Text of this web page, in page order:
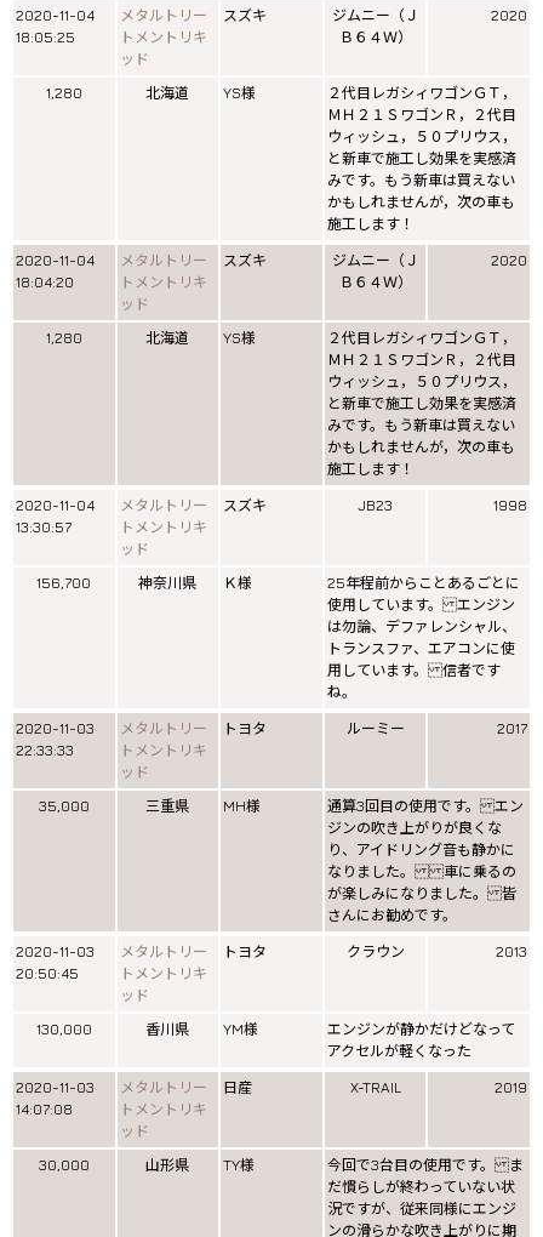
2020-11-04
18:05:25
メタルトリー
トメントリキ
ッド
スズキ
ジムニー（Ｊ
Ｂ６４Ｗ）
2020
1,280 北海道 YS様
２代目レガシィワゴンＧＴ，
ＭＨ２１ＳワゴンＲ，２代目
ウィッシュ，５０プリウス，
と新車で施工し効果を実感済
みです。もう新車は買えない
かもしれませんが，次の車も
施工します！
2020-11-04
18:04:20
メタルトリー
トメントリキ
ッド
スズキ
ジムニー（Ｊ
Ｂ６４Ｗ）
2020
1,280 北海道 YS様
２代目レガシィワゴンＧＴ，
ＭＨ２１ＳワゴンＲ，２代目
ウィッシュ，５０プリウス，
と新車で施工し効果を実感済
みです。もう新車は買えない
かもしれませんが，次の車も
施工します！
2020-11-04
13:30:57
メタルトリー
トメントリキ
ッド
スズキ JB23 1998
156,700 神奈川県 Ｋ様
25年程前からことあるごとに
使用しています。 エンジン
は勿論、デファレンシャル、
トランスファ、エアコンに使
用しています。 信者です
ね。
2020-11-03
22:33:33
メタルトリー
トメントリキ
ッド
トヨタ ルーミー 2017
35,000 三重県 MH様
通算3回目の使用です。 エン
ジンの吹き上がりが良くな
り、アイドリング音も静かに
なりました。 車に乗るの
が楽しみになりました。 皆
さんにお勧めです。
2020-11-03
20:50:45
メタルトリー
トメントリキ
ッド
トヨタ クラウン 2013
130,000 香川県 YM様
エンジンが静かだけどなって
アクセルが軽くなった
2020-11-03
14:07:08
メタルトリー
トメントリキ
ッド
日産 X-TRAIL 2019
30,000 山形県 TY様
今回で3台目の使用です。 ま
だ慣らしが終わっていない状
況ですが、従来同様にエンジ
ンの滑らかな吹き上がりに期